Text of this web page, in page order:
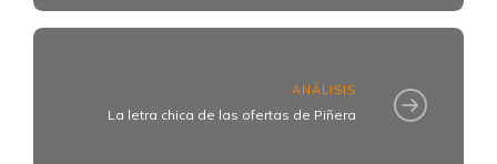
ANÁLISIS
La letra chica de las ofertas de Piñera